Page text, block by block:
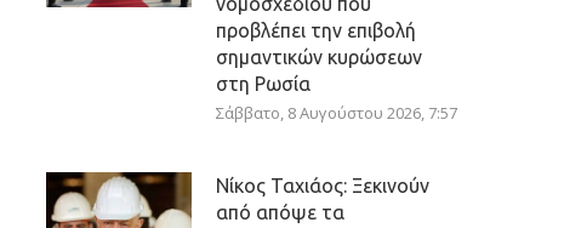
προβλέπει την επιβολή
σημαντικών κυρώσεων
στη Ρωσία
Σάββατο, 8 Αυγούστου 2026, 7:57
Νίκος Ταχιάος: Ξεκινούν
από απόψε τα